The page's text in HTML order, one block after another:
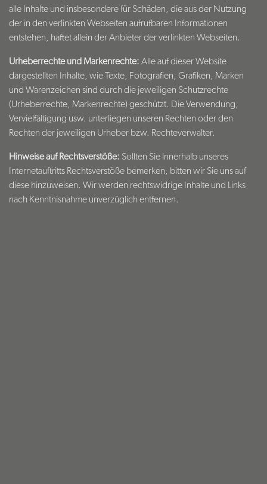
alle Inhalte und insbesondere für Schäden, die aus der Nutzung
der in den verlinkten Webseiten aufrufbaren Informationen
entstehen, haftet allein der Anbieter der verlinkten Webseiten.
Urheberrechte und Markenrechte: Alle auf dieser Website
dargestellten Inhalte, wie Texte, Fotografien, Grafiken, Marken
und Warenzeichen sind durch die jeweiligen Schutzrechte
(Urheberrechte, Markenrechte) geschützt. Die Verwendung,
Vervielfältigung usw. unterliegen unseren Rechten oder den
Rechten der jeweiligen Urheber bzw. Rechteverwalter.
Hinweise auf Rechtsverstöße: Sollten Sie innerhalb unseres
Internetauftritts Rechtsverstöße bemerken, bitten wir Sie uns auf
diese hinzuweisen. Wir werden rechtswidrige Inhalte und Links
nach Kenntnisnahme unverzüglich entfernen.